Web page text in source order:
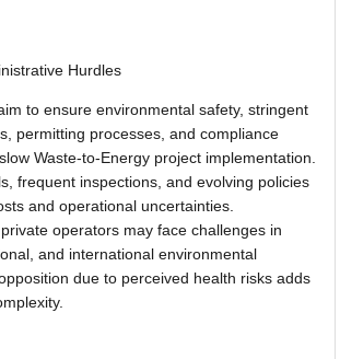
Hurdles
to ensure environmental safety, stringent
permitting processes, and compliance
Waste-to-Energy project implementation.
frequent inspections, and evolving policies
and operational uncertainties.
operators may face challenges in
and international environmental
due to perceived health risks adds